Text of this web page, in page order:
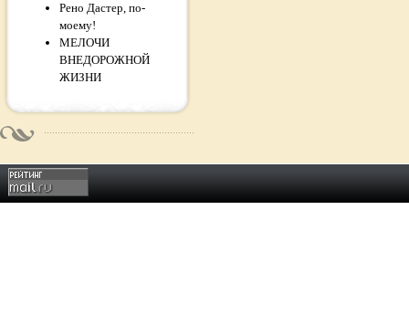
Рено Дастер, по-
моему!
МЕЛОЧИ
ВНЕДОРОЖНОЙ
ЖИЗНИ